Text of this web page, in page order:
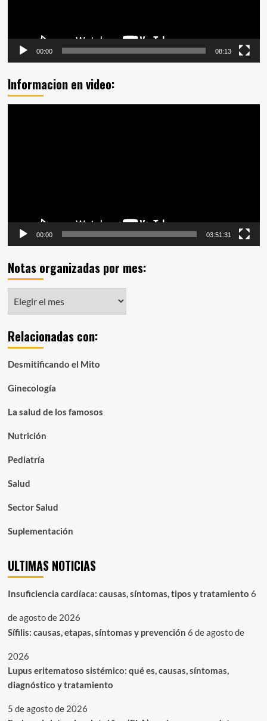
00:00 08:13
Informacion en video:
00:00 03:51:31
Notas organizadas por mes:
organizadas
mes:
Relacionadas con:
Desmitificando el Mito
Ginecología
La salud de los famosos
Nutrición
Pediatría
Salud
Sector Salud
Suplementación
ULTIMAS NOTICIAS
Insuficiencia cardíaca: causas, síntomas, tipos y tratamiento 6
de agosto de 2026
Sífilis: causas, etapas, síntomas y prevención 6 de agosto de
2026
Lupus eritematoso sistémico: qué es, causas, síntomas,
diagnóstico y tratamiento
5 de agosto de 2026